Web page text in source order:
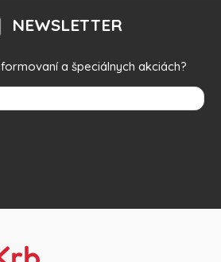
NEWSLETTER
a špeciálnych akciách?